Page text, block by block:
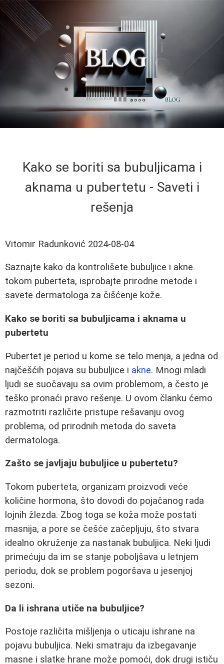
Kako se boriti sa bubuljicama i
aknama u pubertetu - Saveti i
rešenja
Vitomir Radunković 2024-08-04
Saznajte kako da kontrolišete bubuljice i akne
tokom puberteta, isprobajte prirodne metode i
savete dermatologa za čišćenje kože.
Kako se boriti sa bubuljicama i aknama u
pubertetu
Pubertet je period u kome se telo menja, a jedna od
najčešćih pojava su bubuljice i akne. Mnogi mladi
ljudi se suočavaju sa ovim problemom, a često je
teško pronaći pravo rešenje. U ovom članku ćemo
razmotriti različite pristupe rešavanju ovog
problema, od prirodnih metoda do saveta
dermatologa.
Zašto se javljaju bubuljice u pubertetu?
Tokom puberteta, organizam proizvodi veće
količine hormona, što dovodi do pojačanog rada
lojnih žlezda. Zbog toga se koža može postati
masnija, a pore se češće začepljuju, što stvara
idealno okruženje za nastanak bubuljica. Neki ljudi
primećuju da im se stanje poboljšava u letnjem
periodu, dok se problem pogoršava u jesenjoj
sezoni.
Da li ishrana utiče na bubuljice?
Postoje različita mišljenja o uticaju ishrane na
pojavu bubuljica. Neki smatraju da izbegavanje
masne i slatke hrane može pomoći, dok drugi ističu